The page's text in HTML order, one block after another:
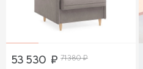
53 530 ₽ 71 380₽